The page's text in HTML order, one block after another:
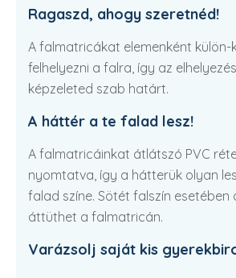
Ragaszd, ahogy szeretnéd!
A falmatricákat elemenként külön-
felhelyezni a falra, így az
képzeleted szab határt.
A háttér a te falad lesz!
A falmatricáinkat átlátszó PVC
nyomtatva, így a hátterük olyan
falad színe. Sötét falszín esetében
áttüthet a falmatricán.
Varázsolj saját kis